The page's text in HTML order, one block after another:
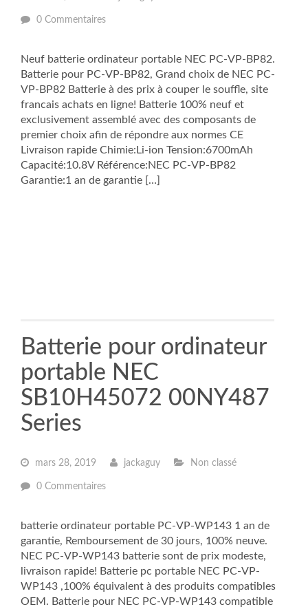
0 Commentaires
Neuf batterie ordinateur portable NEC PC-VP-BP82.
Batterie pour PC-VP-BP82, Grand choix de NEC PC-
VP-BP82 Batterie à des prix à couper le souffle, site
francais achats en ligne! Batterie 100% neuf et
exclusivement assemblé avec des composants de
premier choix afin de répondre aux normes CE
Livraison rapide Chimie:Li-ion Tension:6700mAh
Capacité:10.8V Référence:NEC PC-VP-BP82
Garantie:1 an de garantie […]
Batterie pour ordinateur
portable NEC
SB10H45072 00NY487
Series
mars 28, 2019 jackaguy Non classé
0 Commentaires
batterie ordinateur portable PC-VP-WP143 1 an de
garantie, Remboursement de 30 jours, 100% neuve.
NEC PC-VP-WP143 batterie sont de prix modeste,
livraison rapide! Batterie pc portable NEC PC-VP-
WP143 ,100% équivalent à des produits compatibles
OEM. Batterie pour NEC PC-VP-WP143 compatible